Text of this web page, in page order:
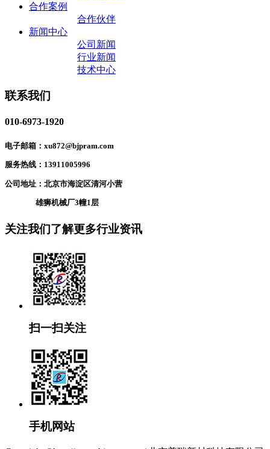
合作案例
合作伙伴
新闻中心
公司新闻
行业新闻
技术中心
联系我们
010-6973-1920
电子邮箱：xu872@bjpram.com
服务热线：13911005996
公司地址：北京市海淀区清河小营
雄狮机械厂3幢1层
关注我们了解更多行业资讯
扫一扫关注
手机网站